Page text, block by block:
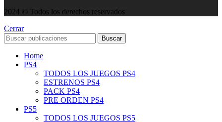
2024 © Todos los derechos reservados
Cerrar
Buscar
Home
PS4
TODOS LOS JUEGOS PS4
ESTRENOS PS4
PACK PS4
PRE ORDEN PS4
PS5
TODOS LOS JUEGOS PS5